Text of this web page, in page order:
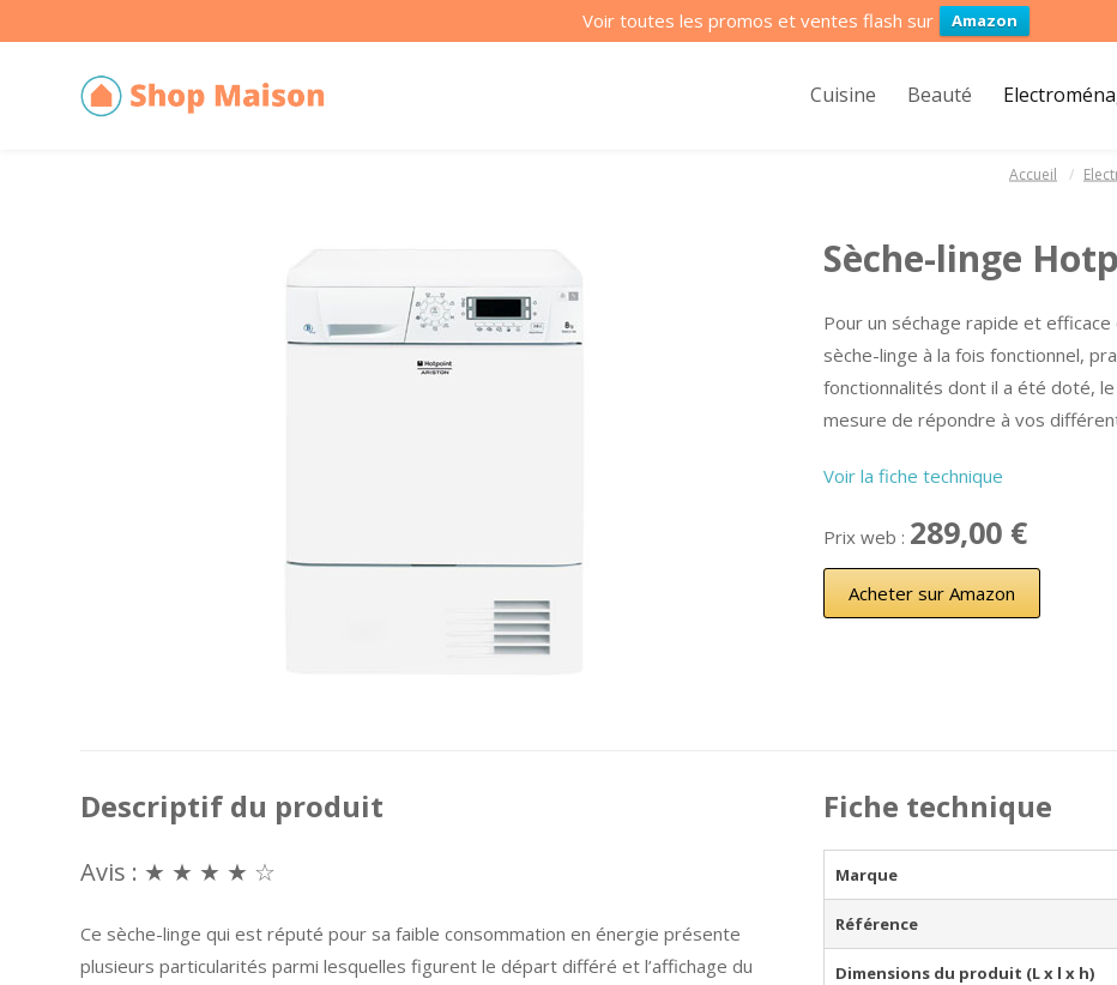
Voir toutes les promos et ventes flash sur Amazon
Cuisine Beauté
Accueil
Sèche-linge
Pour un séchage rapide et
sèche-linge à la fois fonctionnel,
fonctionnalités dont il a été doté,
mesure de répondre à vos
Voir la fiche technique
Prix web : 289,00 €
Acheter sur Amazon
Descriptif du produit
Avis : ★ ★ ★ ★ ☆
Ce sèche-linge qui est réputé pour sa faible consommation en énergie présente
plusieurs particularités parmi lesquelles figurent le départ différé et l’affichage du
Fiche technique
Marque
Référence
Dimensions du produit (L x l x h)